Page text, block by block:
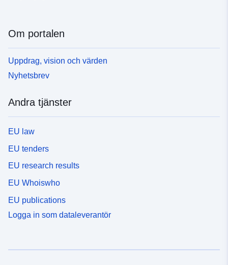
Om portalen
Uppdrag, vision och värden
Nyhetsbrev
Andra tjänster
EU law
EU tenders
EU research results
EU Whoiswho
EU publications
Logga in som dataleverantör